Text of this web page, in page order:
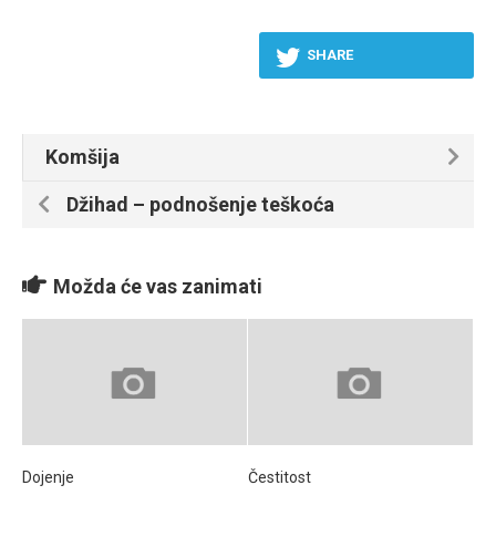
SHARE
Komšija
Džihad – podnošenje teškoća
Možda će vas zanimati
Dojenje Čestitost